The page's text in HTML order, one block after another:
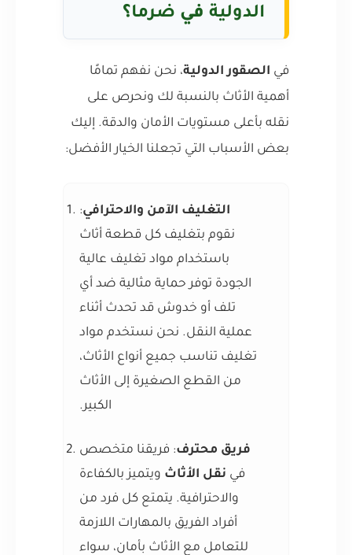
الدولية في ضرما؟
في الصقور الدولية، نحن نفهم تمامًا
أهمية الأثاث بالنسبة لك ونحرص على
نقله بأعلى مستويات الأمان والدقة. إليك
بعض الأسباب التي تجعلنا الخيار الأفضل:
التغليف الآمن والاحترافي:
نقوم بتغليف كل قطعة أثاث
باستخدام مواد تغليف عالية
الجودة توفر حماية مثالية ضد أي
تلف أو خدوش قد تحدث أثناء
عملية النقل. نحن نستخدم مواد
تغليف تناسب جميع أنواع الأثاث،
من القطع الصغيرة إلى الأثاث
الكبير.
فريق محترف: فريقنا متخصص
في نقل الأثاث ويتميز بالكفاءة
والاحترافية. يتمتع كل فرد من
أفراد الفريق بالمهارات اللازمة
للتعامل مع الأثاث بأمان، سواء